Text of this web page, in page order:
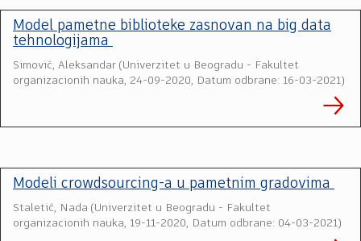
Model pametne biblioteke zasnovan na big data
tehnologijama
Simović, Aleksandar (Univerzitet u Beogradu - Fakultet
organizacionih nauka, 24-09-2020, Datum odbrane: 16-03-2021)
Modeli crowdsourcing-a u pametnim gradovima
Staletić, Nada (Univerzitet u Beogradu - Fakultet
organizacionih nauka, 19-11-2020, Datum odbrane: 04-03-2021)